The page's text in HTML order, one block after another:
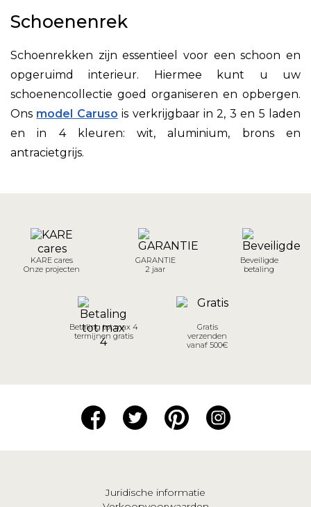
Schoenenrek
Schoenrekken zijn essentieel voor een schoon en
opgeruimd interieur. Hiermee kunt u uw
schoenencollectie goed organiseren en opbergen.
Ons model Caruso is verkrijgbaar in 2, 3 en 5 laden
en in 4 kleuren: wit, aluminium, brons en
antracietgrijs.
KARE cares
Onze projecten
GARANTIE
2 jaar
Beveiligde
betaling
Betaling tot max 4
termijnen gratis
Gratis
verzenden
vanaf 500€
Juridische informatie